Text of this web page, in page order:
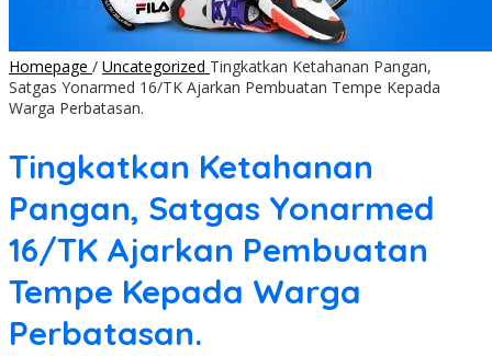
Homepage / Uncategorized Tingkatkan Ketahanan Pangan,
Satgas Yonarmed 16/TK Ajarkan Pembuatan Tempe Kepada
Warga Perbatasan.
Tingkatkan Ketahanan
Pangan, Satgas Yonarmed
16/TK Ajarkan Pembuatan
Tempe Kepada Warga
Perbatasan.